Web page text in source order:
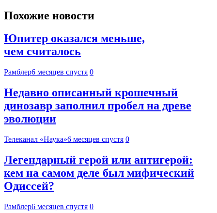
Похожие новости
Юпитер оказался меньше,
чем считалось
Рамблер6 месяцев спустя 0
Недавно описанный крошечный
динозавр заполнил пробел на древе
эволюции
Телеканал «Наука»6 месяцев спустя 0
Легендарный герой или антигерой:
кем на самом деле был мифический
Одиссей?
Рамблер6 месяцев спустя 0